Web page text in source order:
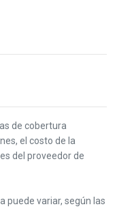
de cobertura
el costo de la
del proveedor de
puede variar, según las